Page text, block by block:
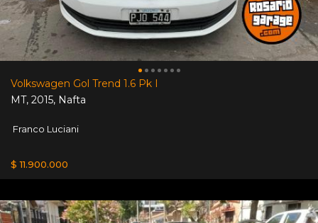
Volkswagen Gol Trend 1.6 Pk I
MT, 2015, Nafta
Franco Luciani
$ 11.900.000